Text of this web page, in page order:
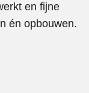
en fijne
én opbouwen.